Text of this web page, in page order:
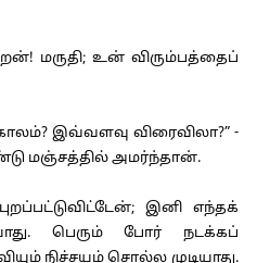
மருதி; உன் விரும்பத்தைப்
இவ்வளவு விரைவிலா?” -
மஞ்சத்தில் அமர்ந்தான்.
இனி எந்தக்
பெரும் போர் நடக்கப்
நிச்சயம் சொல்ல முடியாது.